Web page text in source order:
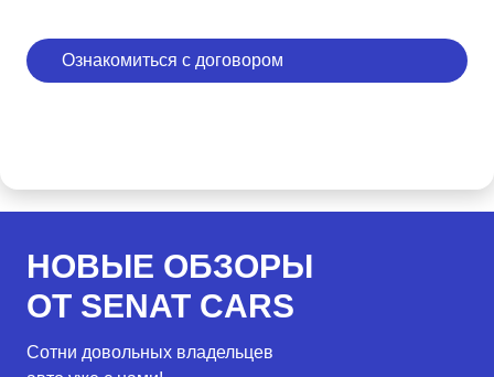
Ознакомиться с договором
НОВЫЕ ОБЗОРЫ
ОТ SENAT CARS
Сотни довольных владельцев